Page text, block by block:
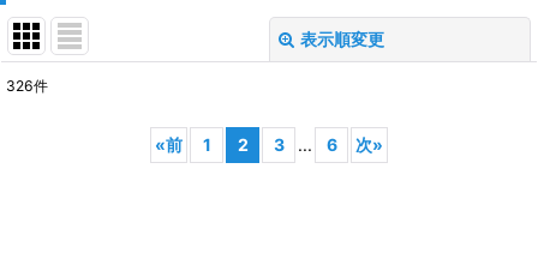
表示順変更
326件
«前 1 2 3 ... 6 次»